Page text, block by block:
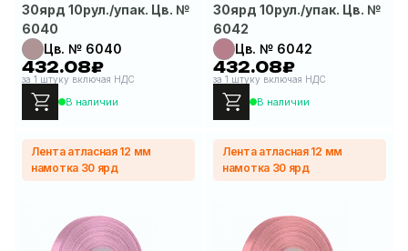
30ярд 10рул./упак. Цв. №
6040
Цв. № 6040
432.08₽
за 1 штуку включая НДС
В наличии
30ярд 10рул./упак. Цв. №
6042
Цв. № 6042
432.08₽
за 1 штуку включая НДС
В наличии
Лента атласная 12 мм
намотка 30 ярд
Лента атласная 12 мм
намотка 30 ярд